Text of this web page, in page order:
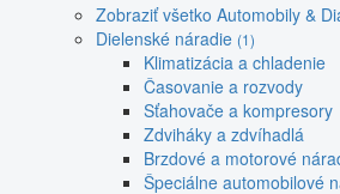
Zobraziť všetko Automobily &
Dielenské náradie (1)
Klimatizácia a chladenie
Časovanie a rozvody
Sťahovače a kompresory
Zdviháky a zdvíhadlá
Brzdové a motorové
Špeciálne automobilové